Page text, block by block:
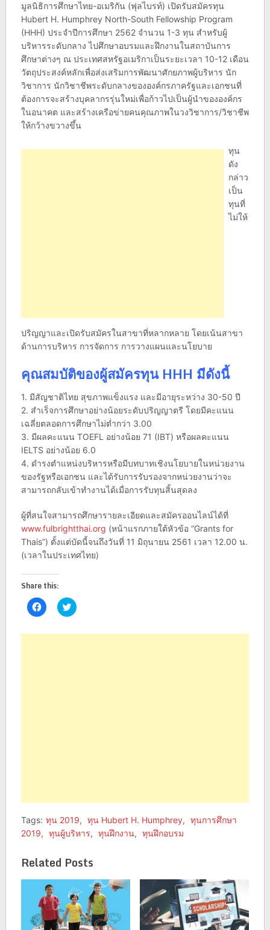
มูลนิธิการศึกษาไทย-อเมริกัน (ฟุลไบรท์) เปิดรับสมัครทุน
Hubert H. Humphrey North-South Fellowship Program
(HHH) ประจำปีการศึกษา 2562 จำนวน 1-3 ทุน สำหรับผู้
บริหารระดับกลาง ไปศึกษาอบรมและฝึกงานในสถาบันการ
ศึกษาต่างๆ ณ ประเทศสหรัฐอเมริกาเป็นระยะเวลา 10-12 เดือน
วัตถุประสงค์หลักเพื่อส่งเสริมการพัฒนาศักยภาพผู้บริหาร นัก
วิชาการ นักวิชาชีพระดับกลางขององค์กรภาครัฐและเอกชนที่
ต้องการจะสร้างบุคลากรรุ่นใหม่เพื่อก้าวไปเป็นผู้นำขององค์กร
ในอนาคต และสร้างเครือข่ายคนคุณภาพในวงวิชาการ/วิชาชีพ
ให้กว้างขวางขึ้น
ทุน
ดัง
กล่าว
เป็น
ทุนที่
ไม่ให้
ปริญญาและเปิดรับสมัครในสาขาที่หลากหลาย โดยเน้นสาขา
ด้านการบริหาร การจัดการ การวางแผนและนโยบาย
คุณสมบัติของผู้สมัครทุน HHH มีดังนี้
1. มีสัญชาติไทย สุขภาพแข็งแรง และมีอายุระหว่าง 30-50 ปี
2. สำเร็จการศึกษาอย่างน้อยระดับปริญญาตรี โดยมีคะแนน
เฉลี่ยตลอดการศึกษาไม่ต่ำกว่า 3.00
3. มีผลคะแนน TOEFL อย่างน้อย 71 (IBT) หรือผลคะแนน
IELTS อย่างน้อย 6.0
4. ดำรงตำแหน่งบริหารหรือมีบทบาทเชิงนโยบายในหน่วยงาน
ของรัฐหรือเอกชน และได้รับการรับรองจากหน่วยงานว่าจะ
สามารถกลับเข้าทำงานได้เมื่อการรับทุนสิ้นสุดลง
ผู้ที่สนใจสามารถศึกษารายละเอียดและสมัครออนไลน์ได้ที่
www.fulbrightthai.org (หน้าแรกภายใต้หัวข้อ “Grants for
Thais”) ตั้งแต่บัดนี้จนถึงวันที่ 11 มิถุนายน 2561 เวลา 12.00 น.
(เวลาในประเทศไทย)
Share this:
Click
to
Facebook
Click
to
Twitter
Tags: ทุน 2019, ทุน Hubert H. Humphrey, ทุนการศึกษา
2019, ทุนผู้บริหาร, ทุนฝึกงาน, ทุนฝึกอบรม
Related Posts